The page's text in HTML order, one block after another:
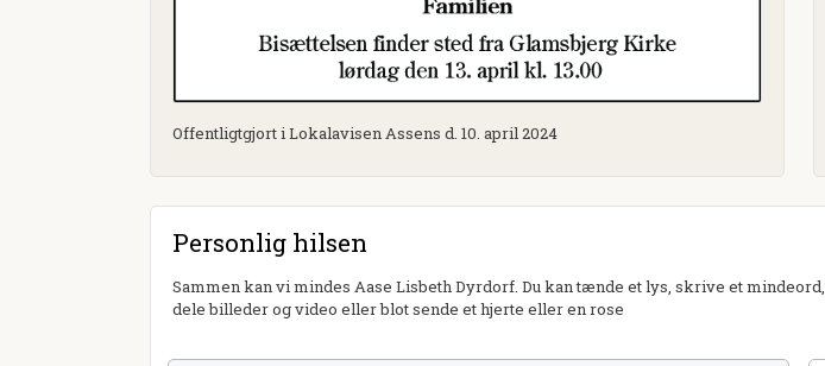
Offentligtgjort i Lokalavisen Assens d. 10. april 2024
Personlig hilsen
Sammen kan vi mindes Aase Lisbeth Dyrdorf. Du kan tænde et lys, skrive et mindeord,
dele billeder og video eller blot sende et hjerte eller en rose